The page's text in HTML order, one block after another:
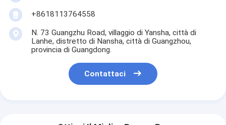
+8618113764558
N. 73 Guangzhu Road, villaggio di Yansha, città di
Lanhe, distretto di Nansha, città di Guangzhou,
provincia di Guangdong.
Contattaci